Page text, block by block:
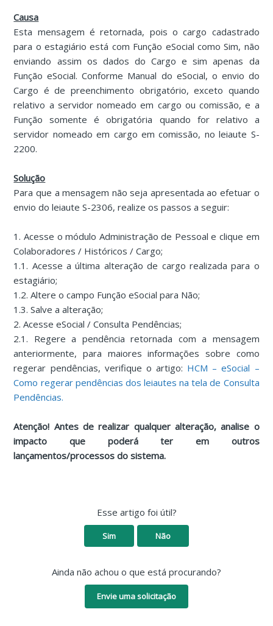
Causa
Esta mensagem é retornada, pois o cargo cadastrado
para o estagiário está com Função eSocial como Sim, não
enviando assim os dados do Cargo e sim apenas da
Função eSocial. Conforme Manual do eSocial, o envio do
Cargo é de preenchimento obrigatório, exceto quando
relativo a servidor nomeado em cargo ou comissão, e a
Função somente é obrigatória quando for relativo a
servidor nomeado em cargo em comissão, no leiaute S-
2200.
Solução
Para que a mensagem não seja apresentada ao efetuar o
envio do leiaute S-2306, realize os passos a seguir:
1. Acesse o módulo Administração de Pessoal e clique em
Colaboradores / Históricos / Cargo;
1.1. Acesse a última alteração de cargo realizada para o
estagiário;
1.2. Altere o campo Função eSocial para Não;
1.3. Salve a alteração;
2. Acesse eSocial / Consulta Pendências;
2.1. Regere a pendência retornada com a mensagem
anteriormente, para maiores informações sobre como
regerar pendências, verifique o artigo: HCM – eSocial –
Como regerar pendências dos leiautes na tela de Consulta
Pendências.
Atenção! Antes de realizar qualquer alteração, analise o
impacto que poderá ter em outros
lançamentos/processos do sistema.
Esse artigo foi útil?
Sim Não
Ainda não achou o que está procurando?
Envie uma solicitação